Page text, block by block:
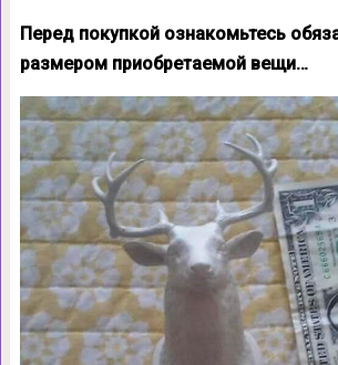
Перед покупкой ознакомьтесь
размером приобретаемой вещи…